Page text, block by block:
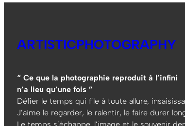
ARTISTICPHOTOGRAPHY
“ Ce que la photographie reproduit à l’infini
n’a lieu qu’une fois ”
Défier le temps qui file à toute allure,
J’aime le regarder, le ralentir, le faire durer